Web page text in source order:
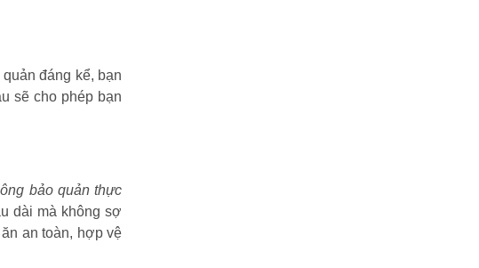
đáng kể, bạn
sẽ cho phép bạn
bảo quản thực
dài mà không sợ
an toàn, hợp vệ